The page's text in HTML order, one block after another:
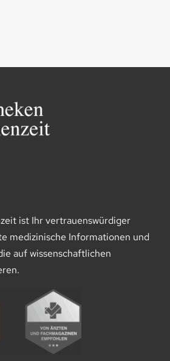
ist Ihr vertrauenswürdiger
medizinische Informationen und
auf wissenschaftlichen